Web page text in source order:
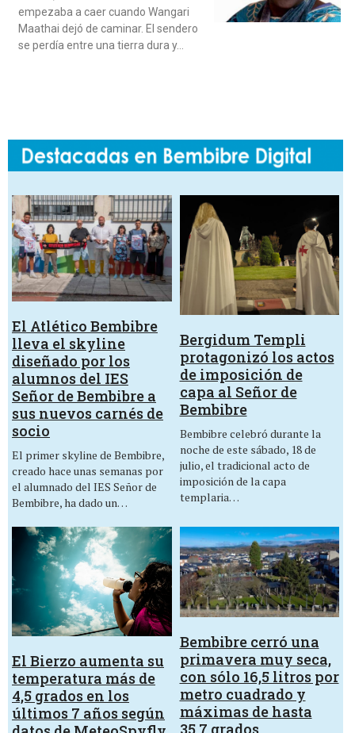
empezaba a caer cuando Wangari
Maathai dejó de caminar. El sendero
se perdía entre una tierra dura y…
El Atlético Bembibre
lleva el skyline
diseñado por los
alumnos del IES
Señor de Bembibre a
sus nuevos carnés de
socio
El primer skyline de Bembibre,
creado hace unas semanas por
el alumnado del IES Señor de
Bembibre, ha dado un…
Bergidum Templi
protagonizó los actos
de imposición de
capa al Señor de
Bembibre
Bembibre celebró durante la
noche de este sábado, 18 de
julio, el tradicional acto de
imposición de la capa
templaria…
El Bierzo aumenta su
temperatura más de
4,5 grados en los
últimos 7 años según
Bembibre cerró una
primavera muy seca,
con sólo 16,5 litros por
metro cuadrado y
máximas de hasta
35,7 grados